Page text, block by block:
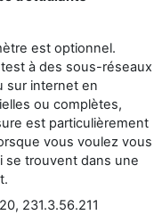
est optionnel.
à des sous-réseaux
sur internet en
ou complètes,
est particulièrement
vous voulez vous
se trouvent dans une
231.3.56.211